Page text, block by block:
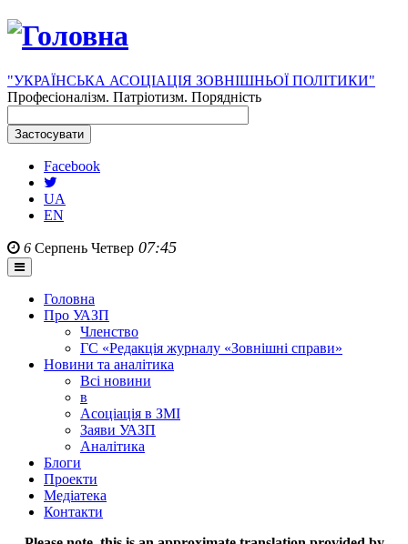
"УКРАЇНСЬКА АСОЦІАЦІЯ ЗОВНІШНЬОЇ ПОЛІТИКИ"
Професіоналізм. Патріотизм. Порядність
Facebook
UA
EN
6 Серпень Четвер 07:45
Головна
Про УАЗП
Членство
ГС «Редакція журналу «Зовнішні справи»
Новини та аналітика
Всі новини
в
Асоціація в ЗМІ
Заяви УАЗП
Аналітика
Блоги
Проекти
Медіатека
Контакти